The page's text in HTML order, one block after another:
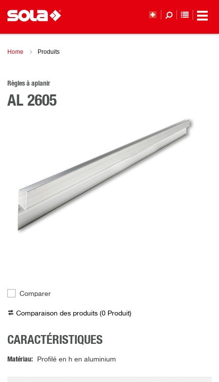
Home Produits
Règles à aplanir
AL 2605
Comparer
Comparaison des produits (0 Produit)
CARACTÉRISTIQUES
Matériau Profilé en h en aluminium
LISTE